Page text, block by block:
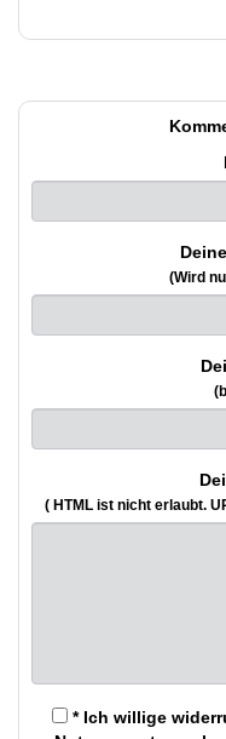
(Wird
( HTML ist nicht erlaubt.
* Ich willige